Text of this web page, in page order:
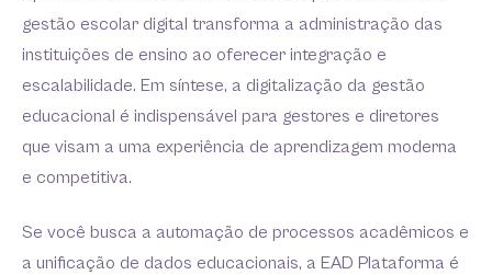
gestão escolar digital transforma a administração das
instituições de ensino ao oferecer integração e
escalabilidade. Em síntese, a digitalização da gestão
educacional é indispensável para gestores e diretores
que visam a uma experiência de aprendizagem moderna
e competitiva.
Se você busca a automação de processos acadêmicos e
a unificação de dados educacionais, a EAD Plataforma é